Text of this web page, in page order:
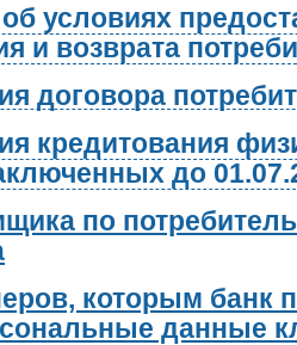
условиях
и возврата
договора
кредитования
до
по
которым банк
данные